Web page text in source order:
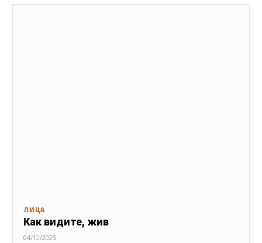
ЛИЦА
Как видите, жив
04/12/2025